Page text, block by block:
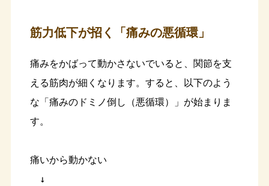
筋力低下が招く「痛みの悪循環」
痛みをかばって動かさないでいると、関節を支
える筋肉が細くなります。すると、以下のよう
な「痛みのドミノ倒し（悪循環）」が始まりま
す。
痛いから動かない
↓